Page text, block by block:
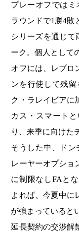
プレーオフではミ
ラウンドで1勝4敗
シリーズを通じて
ーク。個人として
オフには、レブロ
ンを行使して残
ク・ラレイビアに
カス・スマート
り、来季に向けた
そうした中、ドン
レーヤーオプショ
に制限なしFAと
よれば、今夏中に
が強まっていると
延長契約の交渉解